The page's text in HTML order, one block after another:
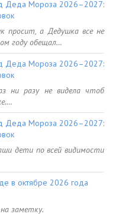
Деда Мороза 2026–2027:
просит, а Дедушка все не
году обещал…
Деда Мороза 2026–2027:
ни разу не видела чтоб
Деда Мороза 2026–2027:
дети по всей видимости
в октябре 2026 года
заметку.